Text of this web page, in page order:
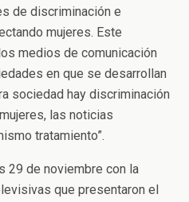
de discriminación e
mujeres. Este
medios de comunicación
en que se desarrollan
sociedad hay discriminación
las noticias
tratamiento”.
29 de noviembre con la
que presentaron el